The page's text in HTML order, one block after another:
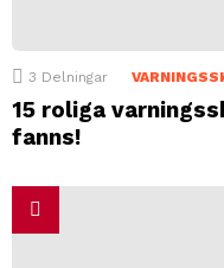
3 Delningar
15 roliga
fanns!